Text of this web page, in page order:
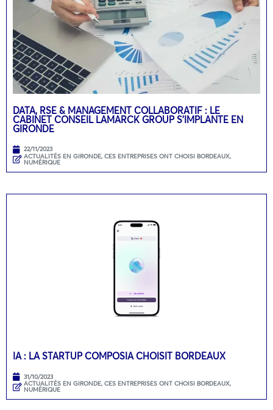
DATA, RSE & MANAGEMENT COLLABORATIF : LE
CABINET CONSEIL LAMARCK GROUP S’IMPLANTE EN
GIRONDE
22/11/2023
ACTUALITÉS EN GIRONDE, CES ENTREPRISES ONT CHOISI BORDEAUX,
NUMÉRIQUE
IA : LA STARTUP COMPOSIA CHOISIT BORDEAUX
31/10/2023
ACTUALITÉS EN GIRONDE, CES ENTREPRISES ONT CHOISI BORDEAUX,
NUMÉRIQUE